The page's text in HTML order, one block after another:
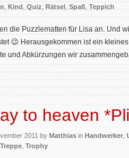
Kind Quiz Rätsel Spaß Teppich
die Puzzlematten für Lisa an. Und
😉 Herausgekommen ist ein
und Abkürzungen wir
to heaven
2011 by Matthias in Handwerker
Treppe Trophy